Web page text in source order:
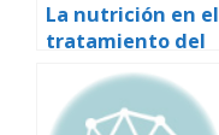
La nutrición en el
tratamiento del